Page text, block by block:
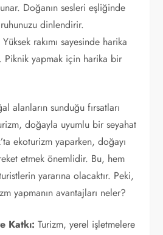
Doğanın sesleri eşliğinde
dinlendirir.
Yüksek rakımı sayesinde harika
Piknik yapmak için harika bir
alanların sunduğu fırsatları
doğayla uyumlu bir seyahat
ekoturizm yaparken, doğayı
etmek önemlidir. Bu, hem
yararına olacaktır. Peki,
yapmanın avantajları neler?
Katkı: Turizm, yerel işletmelere